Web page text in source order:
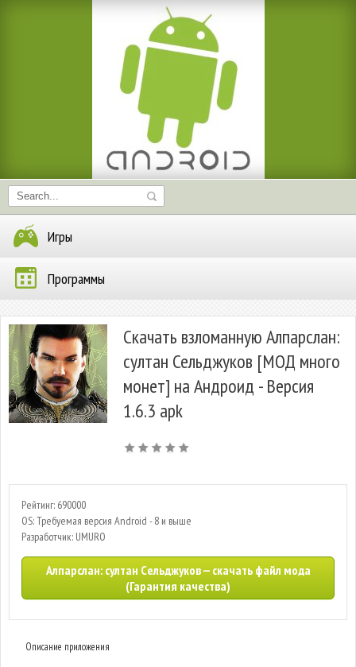
Игры
Программы
Скачать взломанную Алпарслан:
султан Сельджуков [МОД много
монет] на Андроид - Версия
1.6.3 apk
Рейтинг: 690000
OS: Требуемая версия Android - 8 и выше
Разработчик: UMURO
Алпарслан: султан Сельджуков — скачать файл мода
(Гарантия качества)
Описание приложения